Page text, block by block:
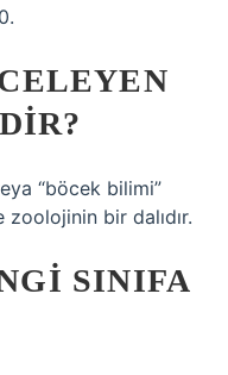
“böcek bilimi”
bir dalıdır.
SINIFA